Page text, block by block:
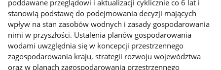
poddawane przeglądowi i aktualizacji cyklicznie co 6 lat i
stanowią podstawę do podejmowania decyzji mających
wpływ na stan zasobów wodnych i zasady gospodarowania
nimi w przyszłości. Ustalenia planów gospodarowania
wodami uwzględnia się w koncepcji przestrzennego
zagospodarowania kraju, strategii rozwoju województwa
oraz w planach zagospodarowania przestrzennego